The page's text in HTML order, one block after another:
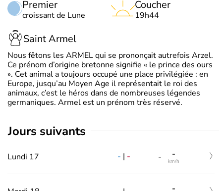
Premier
croissant de Lune
Coucher
19h44
Saint Armel
Nous fêtons les ARMEL qui se prononçait autrefois Arzel.
Ce prénom d’origine bretonne signifie « le prince des ours
». Cet animal a toujours occupé une place privilégiée : en
Europe, jusqu’au Moyen Age il représentait le roi des
animaux, c’est le héros dans de nombreuses légendes
germaniques. Armel est un prénom très réservé.
jours suivants
Lundi 17 - | - - -
km/h
-